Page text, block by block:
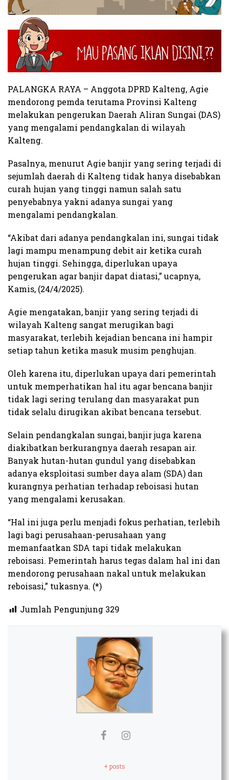
PALANGKA RAYA – Anggota DPRD Kalteng, Agie
mendorong pemda terutama Provinsi Kalteng
melakukan pengerukan Daerah Aliran Sungai (DAS)
yang mengalami pendangkalan di wilayah
Kalteng.
Pasalnya, menurut Agie banjir yang sering terjadi di
sejumlah daerah di Kalteng tidak hanya disebabkan
curah hujan yang tinggi namun salah satu
penyebabnya yakni adanya sungai yang
mengalami pendangkalan.
“Akibat dari adanya pendangkalan ini, sungai tidak
lagi mampu menampung debit air ketika curah
hujan tinggi. Sehingga, diperlukan upaya
pengerukan agar banjir dapat diatasi,” ucapnya,
Kamis, (24/4/2025).
Agie mengatakan, banjir yang sering terjadi di
wilayah Kalteng sangat merugikan bagi
masyarakat, terlebih kejadian bencana ini hampir
setiap tahun ketika masuk musim penghujan.
Oleh karena itu, diperlukan upaya dari pemerintah
untuk memperhatikan hal itu agar bencana banjir
tidak lagi sering terulang dan masyarakat pun
tidak selalu dirugikan akibat bencana tersebut.
Selain pendangkalan sungai, banjir juga karena
diakibatkan berkurangnya daerah resapan air.
Banyak hutan-hutan gundul yang disebabkan
adanya eksploitasi sumber daya alam (SDA) dan
kurangnya perhatian terhadap reboisasi hutan
yang mengalami kerusakan.
“Hal ini juga perlu menjadi fokus perhatian, terlebih
lagi bagi perusahaan-perusahaan yang
memanfaatkan SDA tapi tidak melakukan
reboisasi. Pemerintah harus tegas dalam hal ini dan
mendorong perusahaan nakal untuk melakukan
reboisasi,” tukasnya. (*)
Jumlah Pengunjung 329
+ posts